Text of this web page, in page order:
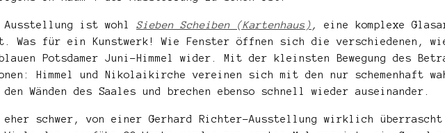
Ausstellung ist wohl Sieben Scheiben (Kartenhaus) ,
eine komplexe
Was für ein Kunstwerk! Wie Fenster öffnen sich die verschiedenen, wie
Potsdamer Juni-Himmel wider. Mit der kleinsten Bewegung des
Himmel und Nikolaikirche vereinen sich mit den nur schemenhaft
Wänden des Saales und brechen ebenso schnell wieder auseinander.
schwer, von einer Gerhard Richter-Ausstellung wirklich